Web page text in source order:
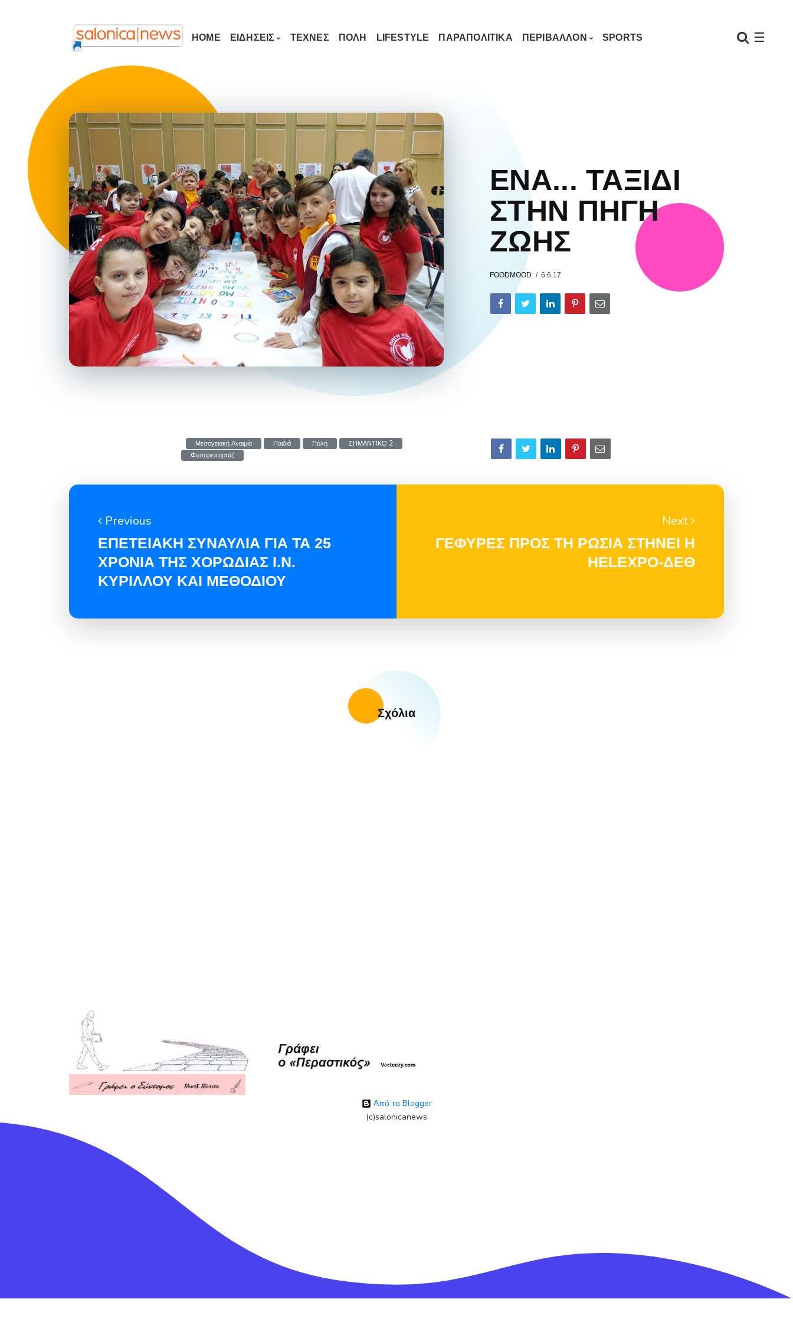
☰
HOME ΕΙΔΗΣΕΙΣ ΤΕΧΝΕΣ ΠΟΛΗ LIFESTYLE ΠΑΡΑΠΟΛΙΤΙΚΑ ΠΕΡΙΒΑΛΛΟΝ SPORTS
ΕΝΑ... ΤΑΞΙΔΙ
ΣΤΗΝ ΠΗΓΗ
ΖΩΗΣ
FOODMOOD 6.6.17
Μεσογειακή Αναιμία Παιδιά Πόλη
ΣΗΜΑΝΤΙΚΟ 2
Φωτορεπορτάζ
Previous
ΕΠΕΤΕΙΑΚΗ ΣΥΝΑΥΛΙΑ ΓΙΑ ΤΑ 25
ΧΡΟΝΙΑ ΤΗΣ ΧΟΡΩΔΙΑΣ Ι.Ν.
ΚΥΡΙΛΛΟΥ ΚΑΙ ΜΕΘΟΔΙΟΥ
Next
ΓΕΦΥΡΕΣ ΠΡΟΣ ΤΗ ΡΩΣΙΑ ΣΤΗΝΕΙ Η
HELEXPO-ΔΕΘ
Σχόλια
Από το Blogger
(c)salonicanews